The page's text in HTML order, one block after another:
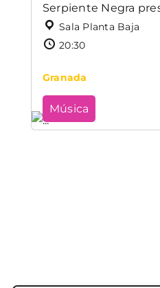
Serpiente Negra
Sala Planta Baja
20:30
Granada
Música